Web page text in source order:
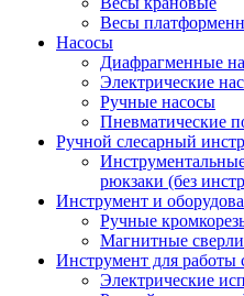
Весы
Насосы
Диафрагменные
Электрические
Ручные насосы
Пневматические
Ручной слесарный
рюкзаки (без
Инструмент и
Ручные
Магнитные
Инструмент для работы
Электрические